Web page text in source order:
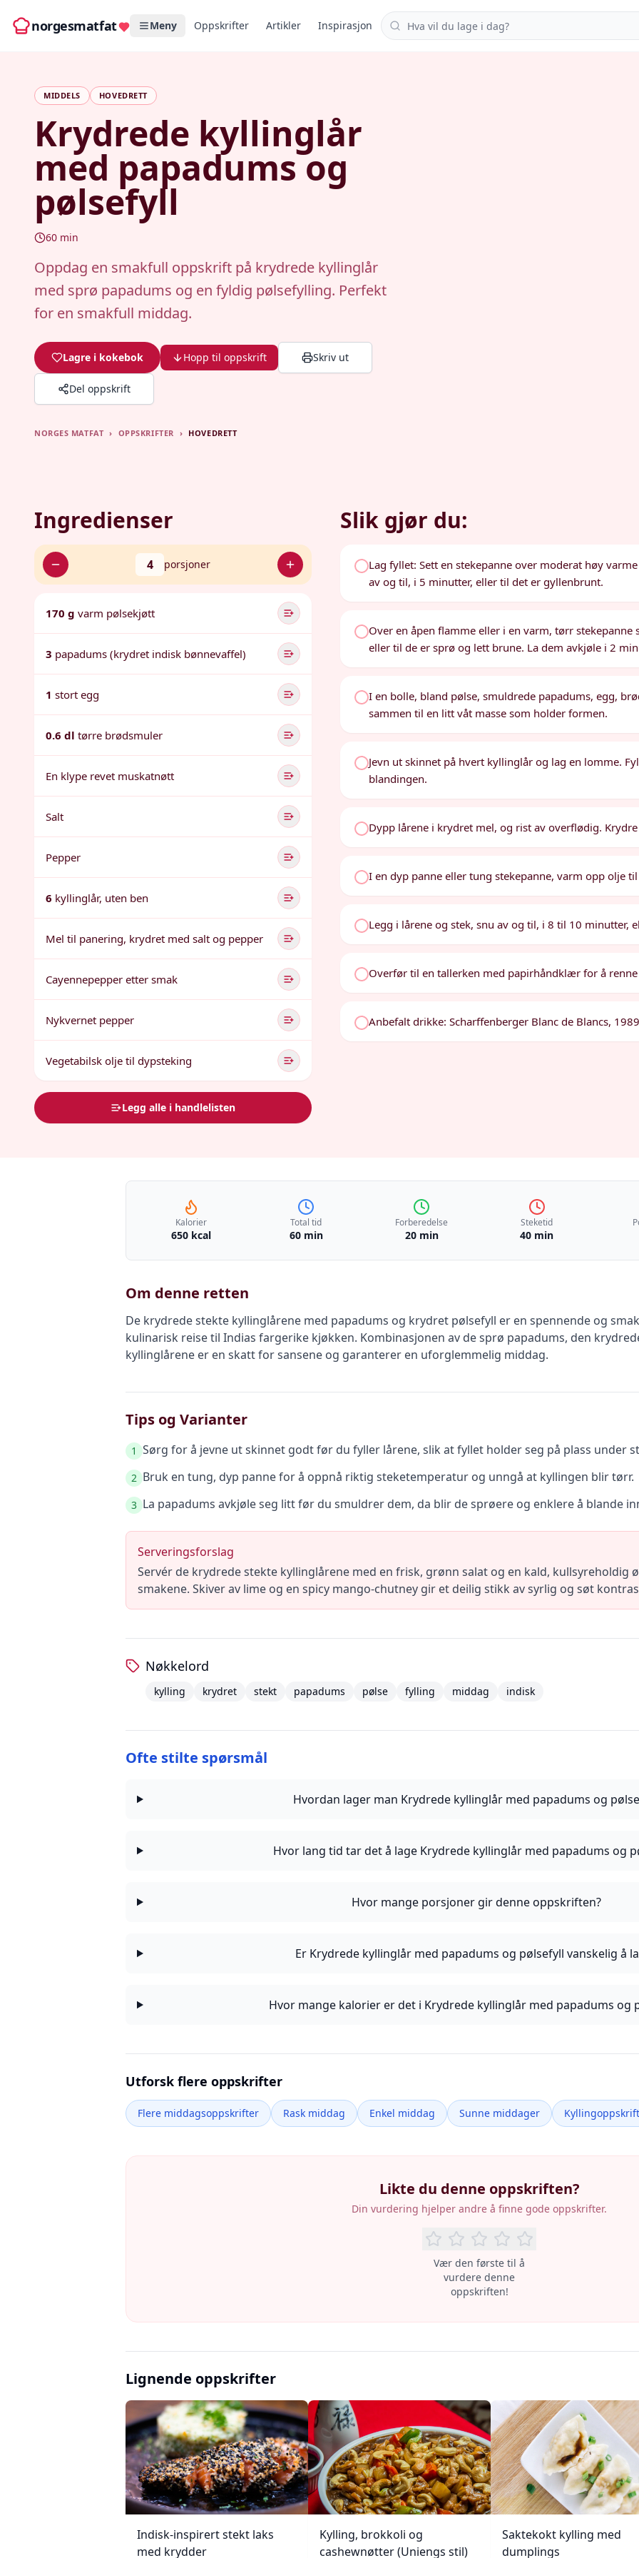
norgesmatfat Meny Oppskrifter Artikler Inspirasjon Søk i oppskrifter
MIDDELS HOVEDRETT
Krydrede kyllinglår
med papadums og
pølsefyll
60 min
Oppdag en smakfull oppskrift på krydrede kyllinglår
med sprø papadums og en fyldig pølsefylling. Perfekt
for en smakfull middag.
Lagre i kokebok Hopp til oppskrift Skriv ut
Del oppskrift
NORGES MATFAT › OPPSKRIFTER › HOVEDRETT
Ingredienser
4 porsjoner
170 g varm pølsekjøtt
3 papadums (krydret indisk bønnevaffel)
1 stort egg
0.6 dl tørre brødsmuler
En klype revet muskatnøtt
Salt
Pepper
6 kyllinglår, uten ben
Mel til panering, krydret med salt og pepper
Cayennepepper etter smak
Nykvernet pepper
Vegetabilsk olje til dypsteking
Legg alle i handlelisten
Slik gjør du:
Lag fyllet: Sett en stekepanne over moderat høy
av og til, i 5 minutter, eller til det er gyllenbrunt.
Over en åpen flamme eller i en varm, tørr
eller til de er sprø og lett brune. La dem avkjøle i 2
I en bolle, bland pølse, smuldrede papadums, egg,
sammen til en litt våt masse som holder formen.
Jevn ut skinnet på hvert kyllinglår og lag en lomme.
blandingen.
Dypp lårene i krydret mel, og rist av overflødig.
I en dyp panne eller tung stekepanne, varm opp olje til
Legg i lårene og stek, snu av og til, i 8 til 10 minutter,
Overfør til en tallerken med papirhåndklær for å renne
Anbefalt drikke: Scharffenberger Blanc de Blancs,
Kalorier
650 kcal
Total tid
60 min
Forberedelse
20 min
Steketid
40 min
Om denne retten
De krydrede stekte kyllinglårene med papadums og krydret pølsefyll er en spennende og
kulinarisk reise til Indias fargerike kjøkken. Kombinasjonen av de sprø papadums, den
kyllinglårene er en skatt for sansene og garanterer en uforglemmelig middag.
Tips og Varianter
1 Sørg for å jevne ut skinnet godt før du fyller lårene, slik at fyllet holder seg på plass under
2 Bruk en tung, dyp panne for å oppnå riktig steketemperatur og unngå at kyllingen blir tørr.
3 La papadums avkjøle seg litt før du smuldrer dem, da blir de sprøere og enklere å blande
Serveringsforslag
Servér de krydrede stekte kyllinglårene med en frisk, grønn salat og en kald, kullsyreholdig
smakene. Skiver av lime og en spicy mango-chutney gir et deilig stikk av syrlig og søt
Nøkkelord
kylling krydret stekt papadums pølse fylling middag indisk
Ofte stilte spørsmål
Hvordan lager man Krydrede kyllinglår med papadums og
Hvor lang tid tar det å lage Krydrede kyllinglår med papadums og
Hvor mange porsjoner gir denne oppskriften?
Er Krydrede kyllinglår med papadums og pølsefyll vanskelig å
Hvor mange kalorier er det i Krydrede kyllinglår med papadums og
Utforsk flere oppskrifter
Flere middagsoppskrifter Rask middag Enkel middag Sunne middager
Likte du denne oppskriften?
Din vurdering hjelper andre å finne gode oppskrifter.
Vær den første til å
vurdere denne
oppskriften!
Lignende oppskrifter
Indisk-inspirert stekt laks
med krydder
Kylling, brokkoli og
cashewnøtter (Uniengs stil)
Saktekokt kylling med
dumplings